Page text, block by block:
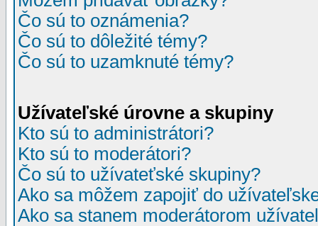
Čo sú to oznámenia?
Čo sú to dôležité témy?
Čo sú to uzamknuté témy?
Užívateľské úrovne a skupiny
Kto sú to administrátori?
Kto sú to moderátori?
Čo sú to užívateťské skupiny?
Ako sa môžem zapojiť do
Ako sa stanem moderátorom